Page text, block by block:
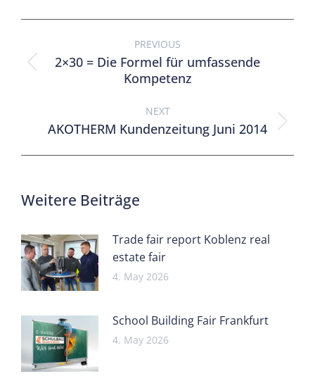
PREVIOUS
2×30 = Die Formel für umfassende
Kompetenz
NEXT
AKOTHERM Kundenzeitung Juni 2014
Weitere Beiträge
Trade fair report Koblenz real
estate fair
4. May 2026
School Building Fair Frankfurt
4. May 2026